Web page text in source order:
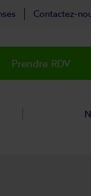
Contactez-
Prendre RDV